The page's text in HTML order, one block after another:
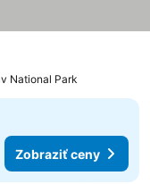
National Park
Zobraziť ceny